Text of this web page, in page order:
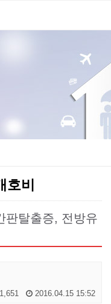
호비
판탈출증, 전방유
2016.04.15 15:52